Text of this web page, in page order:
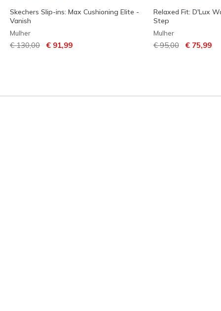
Skechers Slip-ins: Max Cushioning Elite -
Vanish
Mulher
Preço com desconto de
€ 130,00 para
€ 91,99
Relaxed Fit: D'Lux
Step
Mulher
Preço com
€ 95,00para
€ 75,99